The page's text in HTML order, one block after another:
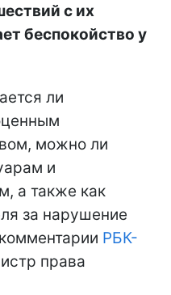
с их
беспокойство у
ли
можно ли
и
а также как
за нарушение
РБК-
права